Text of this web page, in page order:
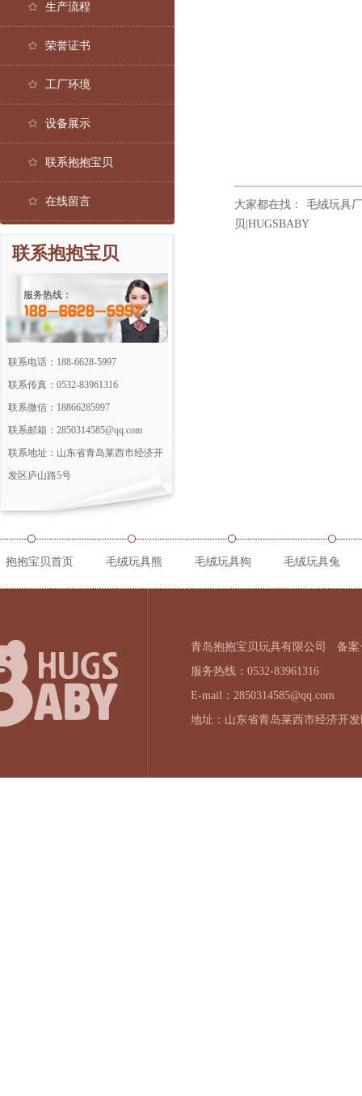
生产流程
荣誉证书
工厂环境
设备展示
联系抱抱宝贝
在线留言
联系抱抱宝贝
服务热线：
188-6628-5997
联系电话：188-6628-5997
联系传真：0532-83961316
联系微信：18866285997
联系邮箱：2850314585@qq.com
联系地址：山东省青岛莱西市经济开
发区庐山路5号
大家都在找：
毛绒玩具
贝|HUGSBABY
抱抱宝贝首页 毛绒玩具熊 毛绒玩具狗 毛绒玩具兔
青岛抱抱宝贝玩具有限公司
备案
服务热线：0532-83961316
E-mail：2850314585@qq.com
地址：山东省青岛莱西市经济开